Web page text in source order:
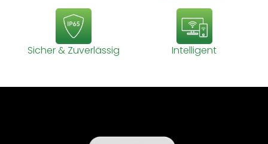
Sicher & Zuverlässig Intelligent